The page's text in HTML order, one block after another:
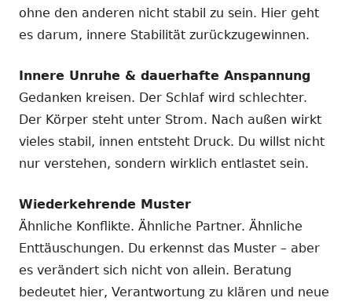
ohne den anderen nicht stabil zu sein. Hier geht
es darum, innere Stabilität zurückzugewinnen.
Innere Unruhe & dauerhafte Anspannung
Gedanken kreisen. Der Schlaf wird schlechter.
Der Körper steht unter Strom. Nach außen wirkt
vieles stabil, innen entsteht Druck. Du willst nicht
nur verstehen, sondern wirklich entlastet sein.
Wiederkehrende Muster
Ähnliche Konflikte. Ähnliche Partner. Ähnliche
Enttäuschungen. Du erkennst das Muster – aber
es verändert sich nicht von allein. Beratung
bedeutet hier, Verantwortung zu klären und neue